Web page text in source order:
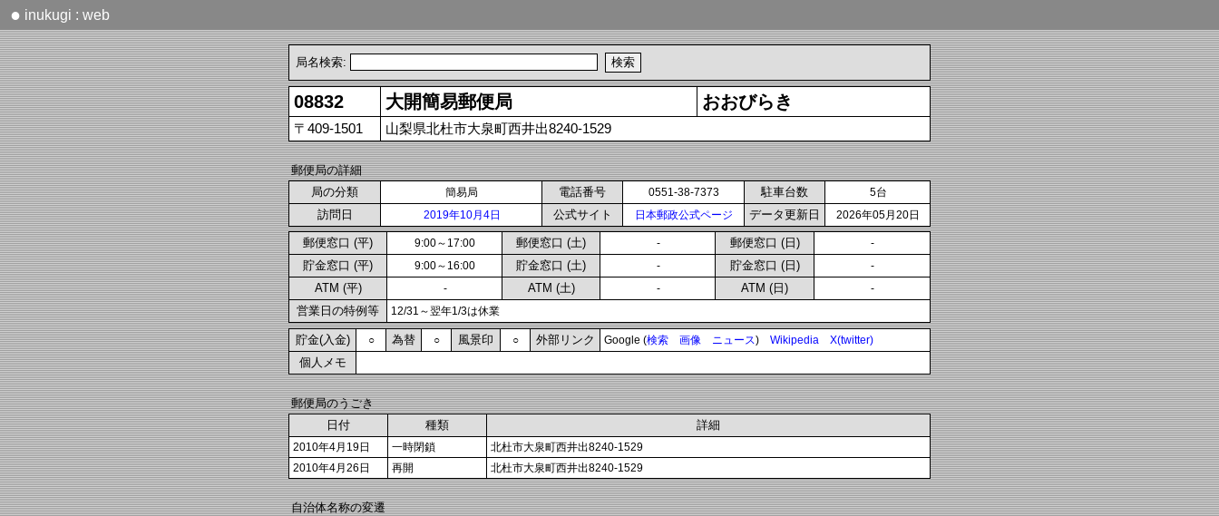
● inukugi : web
局名検索:
08832 大開簡易郵便局 おおびらき
〒409-1501 山梨県北杜市大泉町西井出8240-1529
郵便局の詳細
局の分類
簡易局 電話番号 0551-38-7373 駐車台数 5台
訪問日 2019年10月4日 公式サイト 日本郵政公式ページ データ更新日 2026年05月20日
郵便窓口 (平) 9:00～17:00 郵便窓口 (土) - 郵便窓口 (日) -
貯金窓口 (平) 9:00～16:00 貯金窓口 (土) - 貯金窓口 (日) -
ATM (平) - ATM (土) - ATM (日) -
営業日の特例等 12/31～翌年1/3は休業
貯金(入金) ○ 為替 ○ 風景印 ○ 外部リンク Google (検索 画像 ニュース) Wikipedia X(twitter)
個人メモ
郵便局のうごき
日付
種類 詳細
2010年4月19日 一時閉鎖
北杜市大泉町西井出8240-1529
2010年4月26日
再開 北杜市大泉町西井出8240-1529
自治体名称の変遷